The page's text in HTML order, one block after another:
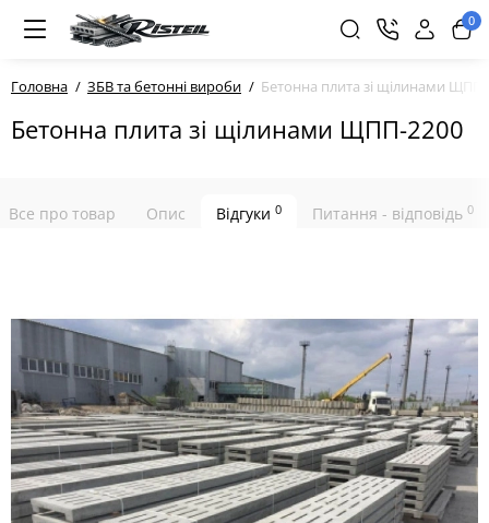
0
Головна ЗБВ та бетонні вироби Бетонна плита зі щілинами ЩПП-
Бетонна плита зі щілинами ЩПП-2200
Все про товар Опис Відгуки 0 Питання - відповідь 0